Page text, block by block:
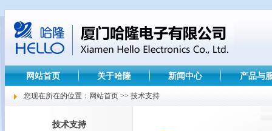
网站首页 关于哈隆 新闻中心 产品与
您现在所在的位置：网站首页 >> 技术支持
技术支持